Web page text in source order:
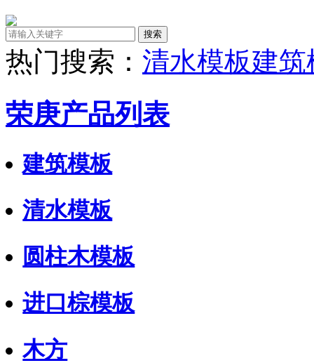
热门搜索： 清水模板建筑
荣庚产品列表
建筑模板
清水模板
圆柱木模板
进口棕模板
木方